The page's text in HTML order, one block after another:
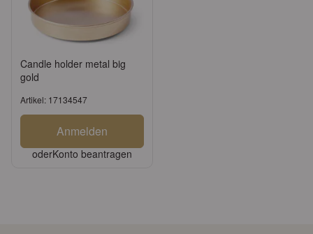
Candle holder metal big
gold
Artikel: 17134547
Anmelden
oderKonto beantragen